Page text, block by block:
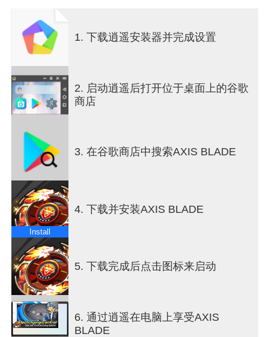
1. 下载逍遥安装器并完成设置
2. 启动逍遥后打开位于桌面上的谷歌
商店
3. 在谷歌商店中搜索AXIS BLADE
Install
4. 下载并安装AXIS BLADE
5. 下载完成后点击图标来启动
6. 通过逍遥在电脑上享受AXIS
BLADE